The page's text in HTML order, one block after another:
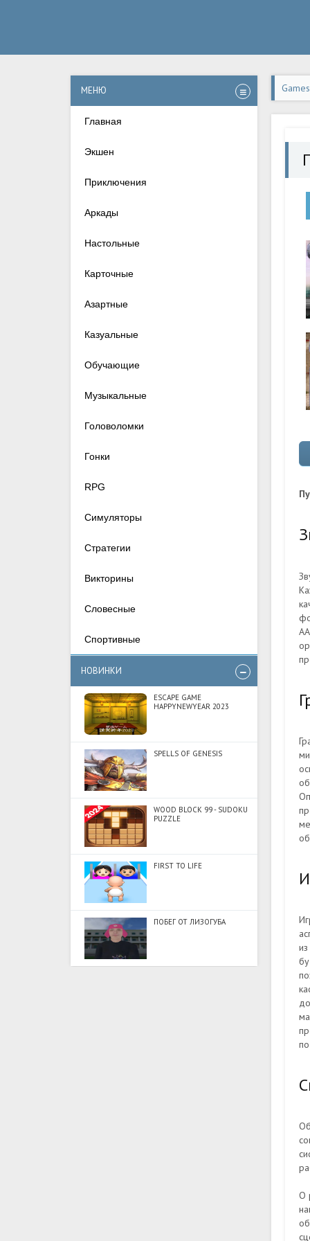
МЕНЮ
Главная
Экшен
Приключения
Аркады
Настольные
Карточные
Азартные
Казуальные
Обучающие
Музыкальные
Головоломки
Гонки
RPG
Симуляторы
Стратегии
Викторины
Словесные
Спортивные
НОВИНКИ
ESCAPE GAME
HAPPYNEWYEAR 2023
SPELLS OF GENESIS
WOOD BLOCK 99 - SUDOKU
PUZZLE
FIRST TO LIFE
ПОБЕГ ОТ ЛИЗОГУБА
О